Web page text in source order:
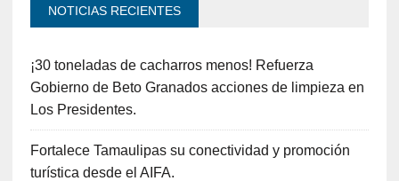
NOTICIAS RECIENTES
¡30 toneladas de cacharros menos! Refuerza
Gobierno de Beto Granados acciones de limpieza en
Los Presidentes.
Fortalece Tamaulipas su conectividad y promoción
turística desde el AIFA.